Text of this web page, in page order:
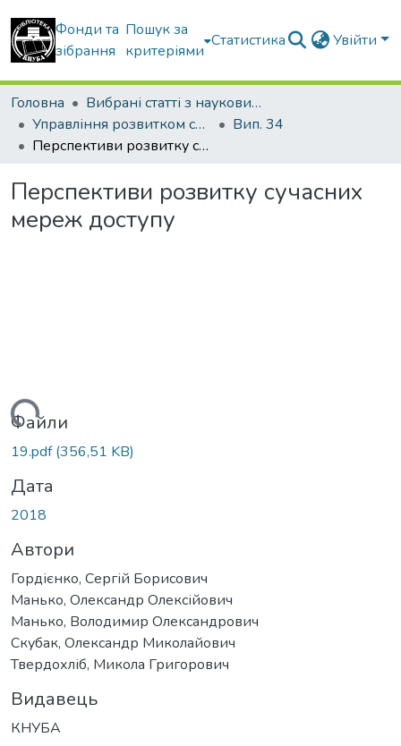
Фонди та
зібрання
Пошук за
критеріями
Статистика Увійти
Головна
Вибрані статті з наукових збірників КНУБА
Управління розвитком складних систем
Вип. 34
Перспективи розвитку сучасних мереж доступу
Перспективи розвитку сучасних
мереж доступу
Файли
19.pdf(356,51 KB)
Дата
2018
Автори
Гордієнко, Сергій Борисович
Манько, Олександр Олексійович
Манько, Володимир Олександрович
Скубак, Олександр Миколайович
Твердохліб, Микола Григорович
Видавець
КНУБА